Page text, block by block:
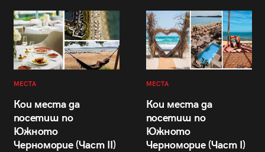
МЕСТА
Кои места да
посетиш по
Южното
Черноморие (Част II)
МЕСТА
Кои места да
посетиш по
Южното
Черноморие (Част I)